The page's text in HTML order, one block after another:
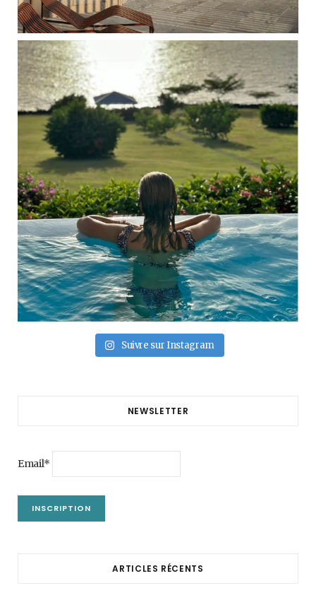
Suivre sur Instagram
NEWSLETTER
Email*
ARTICLES RÉCENTS